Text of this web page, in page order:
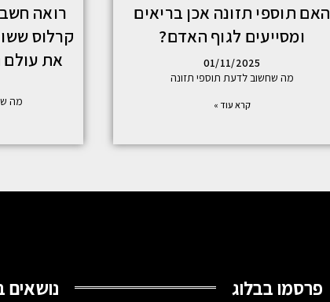
האם תוספי תזונה אכן בריאים
ומסייעים לגוף האדם?
01/11/2025
מה שחשוב לדעת תוספי תזונה
קרא עוד »
רואה
קרלוס
את עולם
מה
פרסמו בבלוג